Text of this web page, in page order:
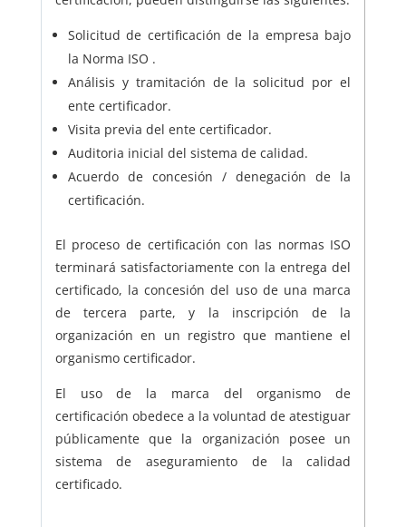
Solicitud de certificación de la empresa bajo
la Norma ISO .
Análisis y tramitación de la solicitud por el
ente certificador.
Visita previa del ente certificador.
Auditoria inicial del sistema de calidad.
Acuerdo de concesión / denegación de la
certificación.
El proceso de certificación con las normas ISO
terminará satisfactoriamente con la entrega del
certificado, la concesión del uso de una marca
de tercera parte, y la inscripción de la
organización en un registro que mantiene el
organismo certificador.
El uso de la marca del organismo de
certificación obedece a la voluntad de atestiguar
públicamente que la organización posee un
sistema de aseguramiento de la calidad
certificado.